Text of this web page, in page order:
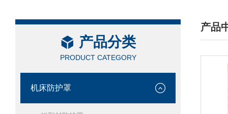
产品分类
PRODUCT CATEGORY
机床防护罩
产品
/